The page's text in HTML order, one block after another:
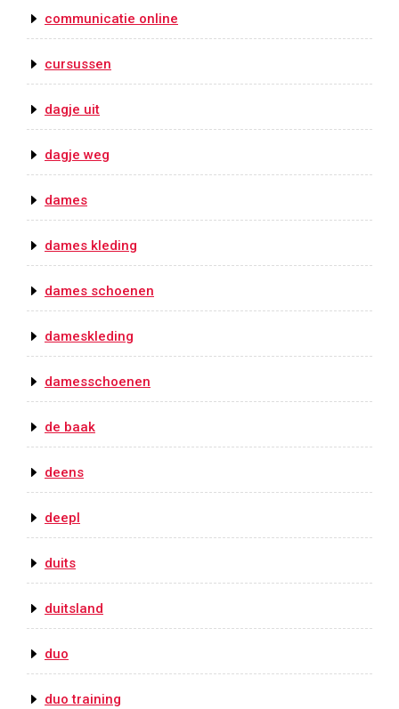
communicatie online
cursussen
dagje uit
dagje weg
dames
dames kleding
dames schoenen
dameskleding
damesschoenen
de baak
deens
deepl
duits
duitsland
duo
duo training